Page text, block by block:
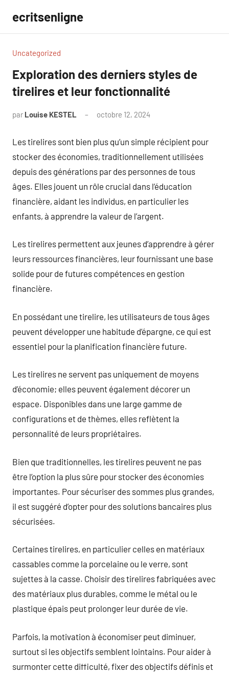
contenu
ecritsenligne
Uncategorized
Exploration des derniers styles de
tirelires et leur fonctionnalité
par Louise KESTEL octobre 12, 2024
Les tirelires sont bien plus qu’un simple récipient pour
stocker des économies, traditionnellement utilisées
depuis des générations par des personnes de tous
âges. Elles jouent un rôle crucial dans l’éducation
financière, aidant les individus, en particulier les
enfants, à apprendre la valeur de l’argent.
Les tirelires permettent aux jeunes d’apprendre à gérer
leurs ressources financières, leur fournissant une base
solide pour de futures compétences en gestion
financière.
En possédant une tirelire, les utilisateurs de tous âges
peuvent développer une habitude d’épargne, ce qui est
essentiel pour la planification financière future.
Les tirelires ne servent pas uniquement de moyens
d’économie; elles peuvent également décorer un
espace. Disponibles dans une large gamme de
configurations et de thèmes, elles reflètent la
personnalité de leurs propriétaires.
Bien que traditionnelles, les tirelires peuvent ne pas
être l’option la plus sûre pour stocker des économies
importantes. Pour sécuriser des sommes plus grandes,
il est suggéré d’opter pour des solutions bancaires plus
sécurisées.
Certaines tirelires, en particulier celles en matériaux
cassables comme la porcelaine ou le verre, sont
sujettes à la casse. Choisir des tirelires fabriquées avec
des matériaux plus durables, comme le métal ou le
plastique épais peut prolonger leur durée de vie.
Parfois, la motivation à économiser peut diminuer,
surtout si les objectifs semblent lointains. Pour aider à
surmonter cette difficulté, fixer des objectifs définis et